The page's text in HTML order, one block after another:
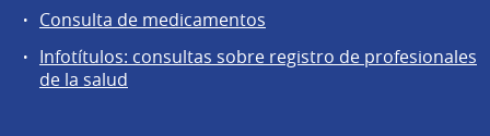
Consulta de medicamentos
Infotítulos: consultas sobre registro de profesionales
de la salud